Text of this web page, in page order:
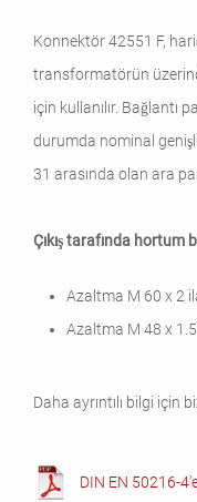
Konnektör 42551 F,
transformatörün
için kullanılır. Bağlantı
durumda nominal
31 arasında olan ara
Çıkış tarafında hortum
Azaltma M 60 x 2
Azaltma M 48 x 1.5
Daha ayrıntılı bilgi için
DIN EN 50216-